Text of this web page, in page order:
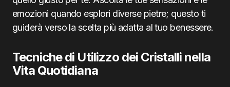
emozioni quando esplori diverse pietre; questo ti
guiderà verso la scelta più adatta al tuo benessere.
Tecniche di Utilizzo dei Cristalli nella
Vita Quotidiana